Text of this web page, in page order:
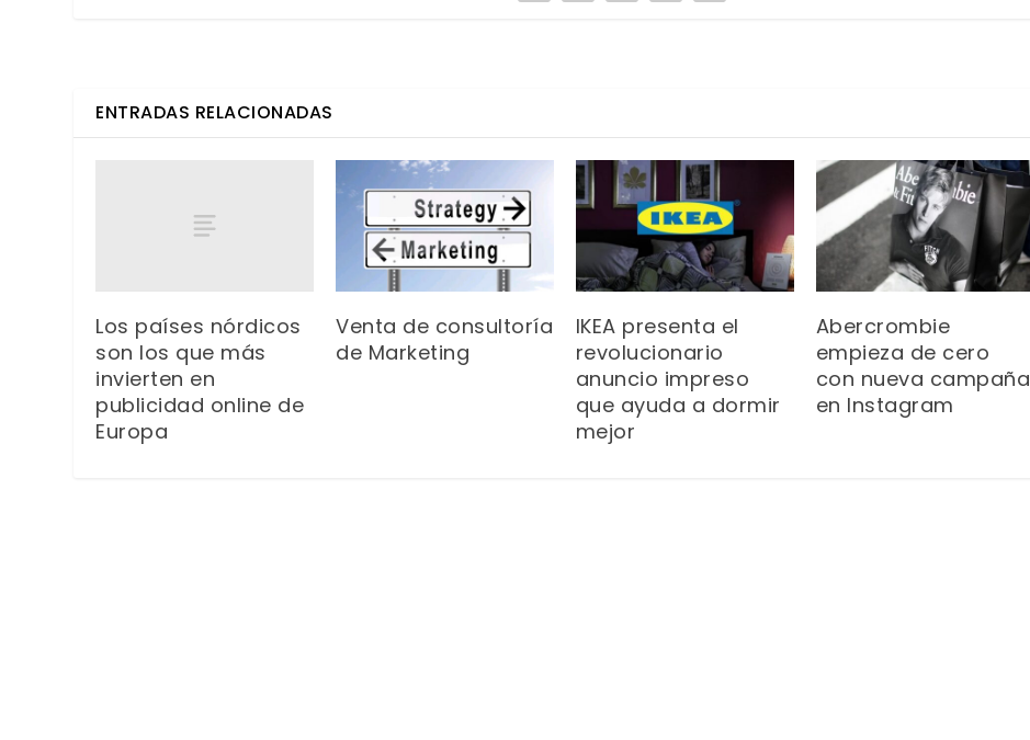
ENTRADAS RELACIONADAS
Los países nórdicos
son los que más
invierten en
publicidad online de
Europa
Venta de consultoría
de Marketing
IKEA presenta el
revolucionario
anuncio impreso
que ayuda a dormir
mejor
Abercrombie
empieza de cero
con nueva campaña
en Instagram